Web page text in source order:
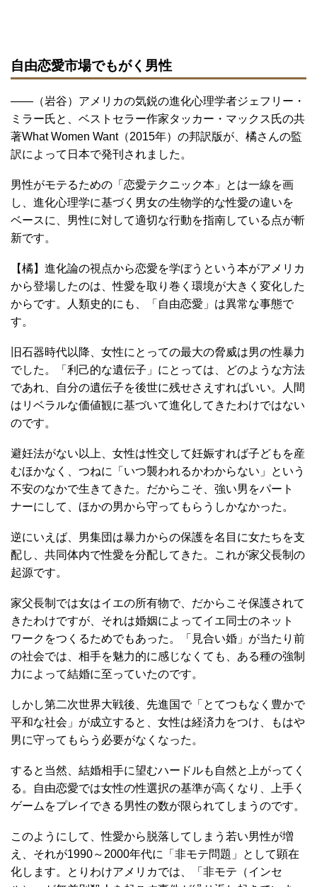
自由恋愛市場でもがく男性
――（岩谷）アメリカの気鋭の進化心理学者ジェフリー・
ミラー氏と、ベストセラー作家タッカー・マックス氏の共
著What Women Want（2015年）の邦訳版が、橘さんの監
訳によって日本で発刊されました。
男性がモテるための「恋愛テクニック本」とは一線を画
し、進化心理学に基づく男女の生物学的な性愛の違いを
ベースに、男性に対して適切な行動を指南している点が斬
新です。
【橘】進化論の視点から恋愛を学ぼうという本がアメリカ
から登場したのは、性愛を取り巻く環境が大きく変化した
からです。人類史的にも、「自由恋愛」は異常な事態で
す。
旧石器時代以降、女性にとっての最大の脅威は男の性暴力
でした。「利己的な遺伝子」にとっては、どのような方法
であれ、自分の遺伝子を後世に残せさえすればいい。人間
はリベラルな価値観に基づいて進化してきたわけではない
のです。
避妊法がない以上、女性は性交して妊娠すれば子どもを産
むほかなく、つねに「いつ襲われるかわからない」という
不安のなかで生きてきた。だからこそ、強い男をパート
ナーにして、ほかの男から守ってもらうしかなかった。
逆にいえば、男集団は暴力からの保護を名目に女たちを支
配し、共同体内で性愛を分配してきた。これが家父長制の
起源です。
家父長制では女はイエの所有物で、だからこそ保護されて
きたわけですが、それは婚姻によってイエ同士のネット
ワークをつくるためでもあった。「見合い婚」が当たり前
の社会では、相手を魅力的に感じなくても、ある種の強制
力によって結婚に至っていたのです。
しかし第二次世界大戦後、先進国で「とてつもなく豊かで
平和な社会」が成立すると、女性は経済力をつけ、もはや
男に守ってもらう必要がなくなった。
すると当然、結婚相手に望むハードルも自然と上がってく
る。自由恋愛では女性の性選択の基準が高くなり、上手く
ゲームをプレイできる男性の数が限られてしまうのです。
このようにして、性愛から脱落してしまう若い男性が増
え、それが1990～2000年代に「非モテ問題」として顕在
化します。とりわけアメリカでは、「非モテ（インセ